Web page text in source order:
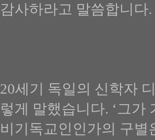
감사하라고 말씀합니다.
20세기 독일의 신학자
렇게 말했습니다. ‘그가
비기독교인인가의 구